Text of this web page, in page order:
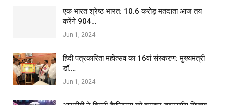
एक भारत श्रेष्ठ भारत: 10.6 करोड़ मतदाता आज तय
करेंगे 904…
Jun 1, 2024
हिंदी पत्रकारिता महोत्सव का 16वां संस्करण: मुख्यमंत्री
डॉ.…
Jun 1, 2024